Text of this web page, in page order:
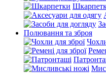
Полювання та зброя